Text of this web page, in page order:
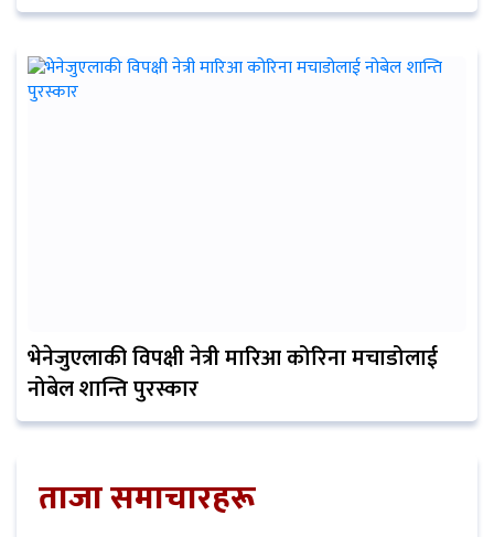
भेनेजुएलाकी विपक्षी नेत्री मारिआ कोरिना मचाडोलाई
नोबेल शान्ति पुरस्कार
ताजा समाचारहरू